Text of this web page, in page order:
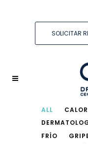
SOLICITAR
ALL CALOR
FRÍO